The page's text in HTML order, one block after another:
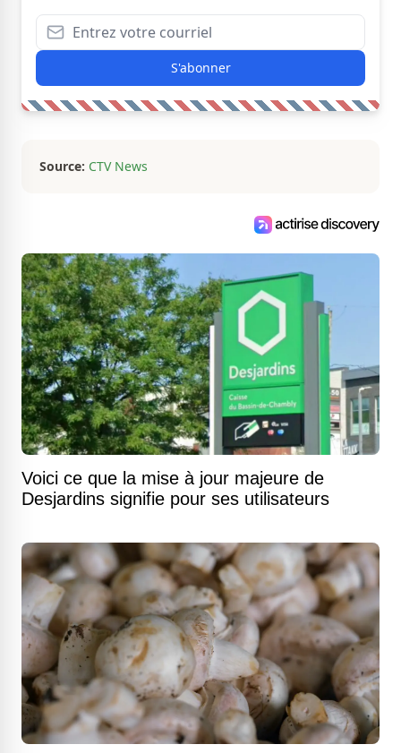
S'abonner
Source: CTV News
Voici ce que la mise à jour majeure de
Desjardins signifie pour ses utilisateurs